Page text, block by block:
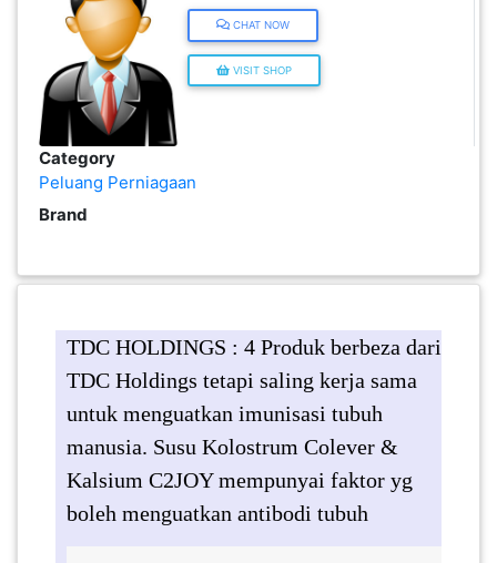
CHAT NOW
VISIT SHOP
Category
Peluang Perniagaan
Brand
TDC HOLDINGS : 4 Produk berbeza dari
TDC Holdings tetapi saling kerja sama
untuk menguatkan imunisasi tubuh
manusia. Susu Kolostrum Colever &
Kalsium C2JOY mempunyai faktor yg
boleh menguatkan antibodi tubuh
RUMAH
BARANG
PERIBADI(4)
PEKERJAAN(0)
BENDA(1)
KEPERLUAN(16)